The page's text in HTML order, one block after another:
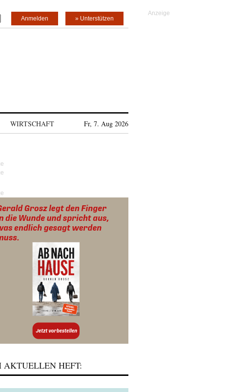
» Unterstützen
Anmelden
WIRTSCHAFT Fr, 7. Aug 2026
AKTUELLEN HEFT: